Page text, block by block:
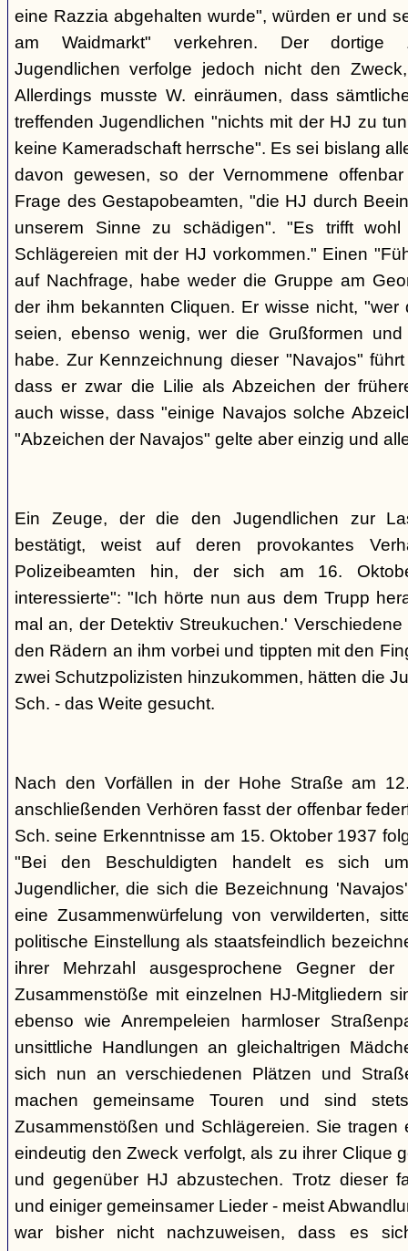
eine Razzia abgehalten wurde", würden er und
am Waidmarkt" verkehren. Der dortige
Jugendlichen verfolge jedoch nicht den
Allerdings musste W. einräumen, dass
treffenden Jugendlichen "nichts mit der HJ zu
keine Kameradschaft herrsche". Es sei bislang
davon gewesen, so der Vernommene
Frage des Gestapobeamten, "die HJ durch
unserem Sinne zu schädigen". "Es trifft
Schlägereien mit der HJ vorkommen." Einen
auf Nachfrage, habe weder die Gruppe am
der ihm bekannten Cliquen. Er wisse nicht, "wer
seien, ebenso wenig, wer die Grußformen
habe. Zur Kennzeichnung dieser "Navajos"
dass er zwar die Lilie als Abzeichen der
auch wisse, dass "einige Navajos solche
"Abzeichen der Navajos" gelte aber einzig und
Ein Zeuge, der die den Jugendlichen zur
bestätigt, weist auf deren provokantes
Polizeibeamten hin, der sich am 16.
interessierte": "Ich hörte nun aus dem Trupp
mal an, der Detektiv Streukuchen.'
den Rädern an ihm vorbei und tippten mit den
zwei Schutzpolizisten hinzukommen, hätten die
Sch. - das Weite gesucht.
Nach den Vorfällen in der Hohe Straße am
anschließenden Verhören fasst der offenbar
Sch. seine Erkenntnisse am 15. Oktober 1937
"Bei den Beschuldigten handelt es sich
Jugendlicher, die sich die Bezeichnung
eine Zusammenwürfelung von verwilderten,
politische Einstellung als staatsfeindlich
ihrer Mehrzahl ausgesprochene Gegner
Zusammenstöße mit einzelnen HJ-Mitgliedern
ebenso wie Anrempeleien harmloser
unsittliche Handlungen an gleichaltrigen
sich nun an verschiedenen Plätzen und
machen gemeinsame Touren und sind
Zusammenstößen und Schlägereien. Sie tragen
eindeutig den Zweck verfolgt, als zu ihrer Clique
und gegenüber HJ abzustechen. Trotz dieser
und einiger gemeinsamer Lieder - meist
war bisher nicht nachzuweisen, dass es